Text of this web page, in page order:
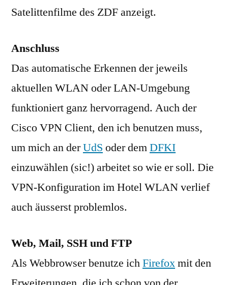
Satelittenfilme des ZDF anzeigt.
Anschluss
Das automatische Erkennen der jeweils
aktuellen WLAN oder LAN-Umgebung
funktioniert ganz hervorragend. Auch der
Cisco VPN Client, den ich benutzen muss,
um mich an derUdS oder demDFKI
einzuwählen (sic!) arbeitet so wie er soll. Die
VPN-Konfiguration im Hotel WLAN verlief
auch äusserst problemlos.
Web, Mail, SSH und FTP
Als Webbrowser benutze ichFirefoxmit den